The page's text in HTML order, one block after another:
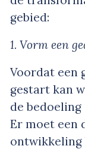
gebied:
1. Vorm een
Voordat een
gestart kan
de
Er moet een
ontwikkeling